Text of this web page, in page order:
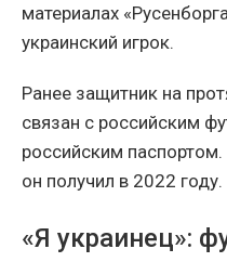
материалах
украинский игрок.
Ранее защитник на
связан с российским
российским
он получил в 2022 году.
«Я украинец»: